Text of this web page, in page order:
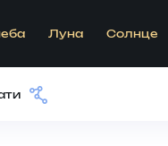
Луна Солнце